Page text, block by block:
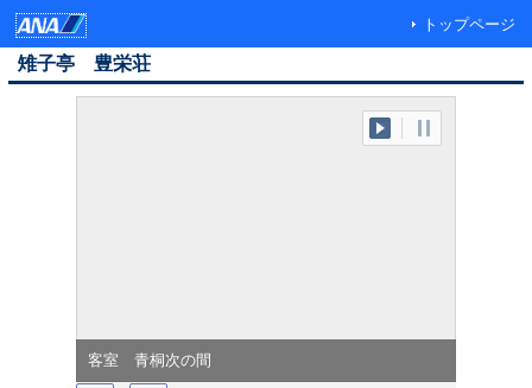
トップページ
雉子亭 豊栄荘
客室 青桐次の間